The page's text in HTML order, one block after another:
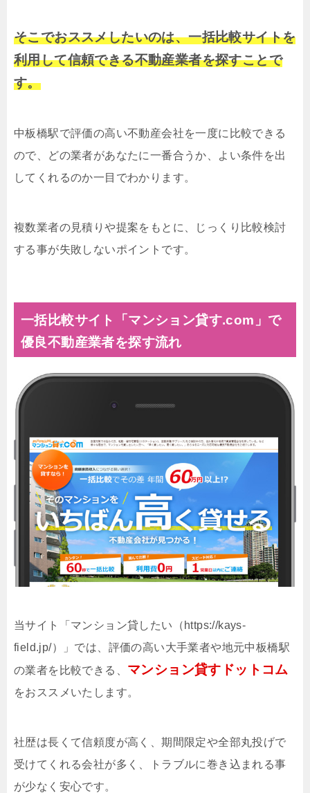
そこでおススメしたいのは、一括比較サイトを
利用して信頼できる不動産業者を探すことで
す。
中板橋駅で評価の高い不動産会社を一度に比較できる
ので、どの業者があなたに一番合うか、よい条件を出
してくれるのか一目でわかります。
複数業者の見積りや提案をもとに、じっくり比較検討
する事が失敗しないポイントです。
一括比較サイト「マンション貸す.com」で
優良不動産業者を探す流れ
当サイト「マンション貸したい（https://kays-
field.jp/）」では、評価の高い大手業者や地元中板橋駅
の業者を比較できる、 マンション貸すドットコム
をおススメいたします。
社歴は長くて信頼度が高く、期間限定や全部丸投げで
受けてくれる会社が多く、トラブルに巻き込まれる事
が少なく安心です。